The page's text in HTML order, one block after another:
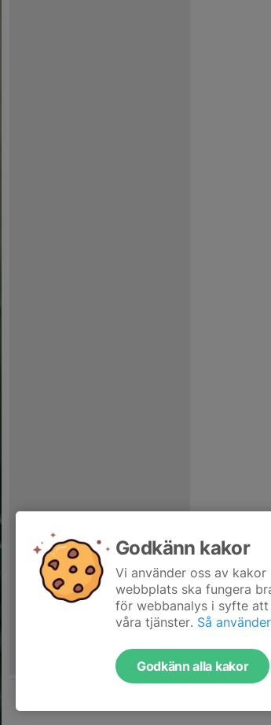
Godkänn kakor
Vi använder oss av
webbplats ska fungera
för webbanalys i syfte
våra tjänster. Så
Godkänn alla kakor